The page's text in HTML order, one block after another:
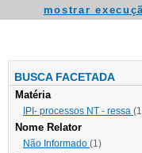
mostrar
BUSCA FACETADA
Matéria
IPI- processos NT - ressa
Nome Relator
Não Informado (1)